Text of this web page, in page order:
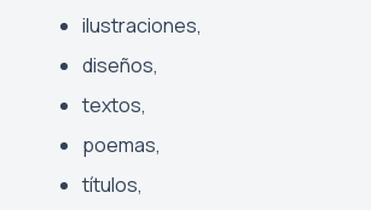
ilustraciones,
diseños,
textos,
poemas,
títulos,